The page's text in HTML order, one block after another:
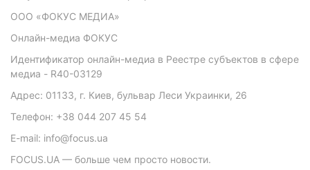
ООО «ФОКУС МЕДИА»
Онлайн-медиа ФОКУС
Идентификатор онлайн-медиа в Реестре субъектов в сфере
медиа - R40-03129
Адрес: 01133, г. Киев, бульвар Леси Украинки, 26
Телефон: +38 044 207 45 54
E-mail: info@focus.ua
FOCUS.UA — больше чем просто новости.